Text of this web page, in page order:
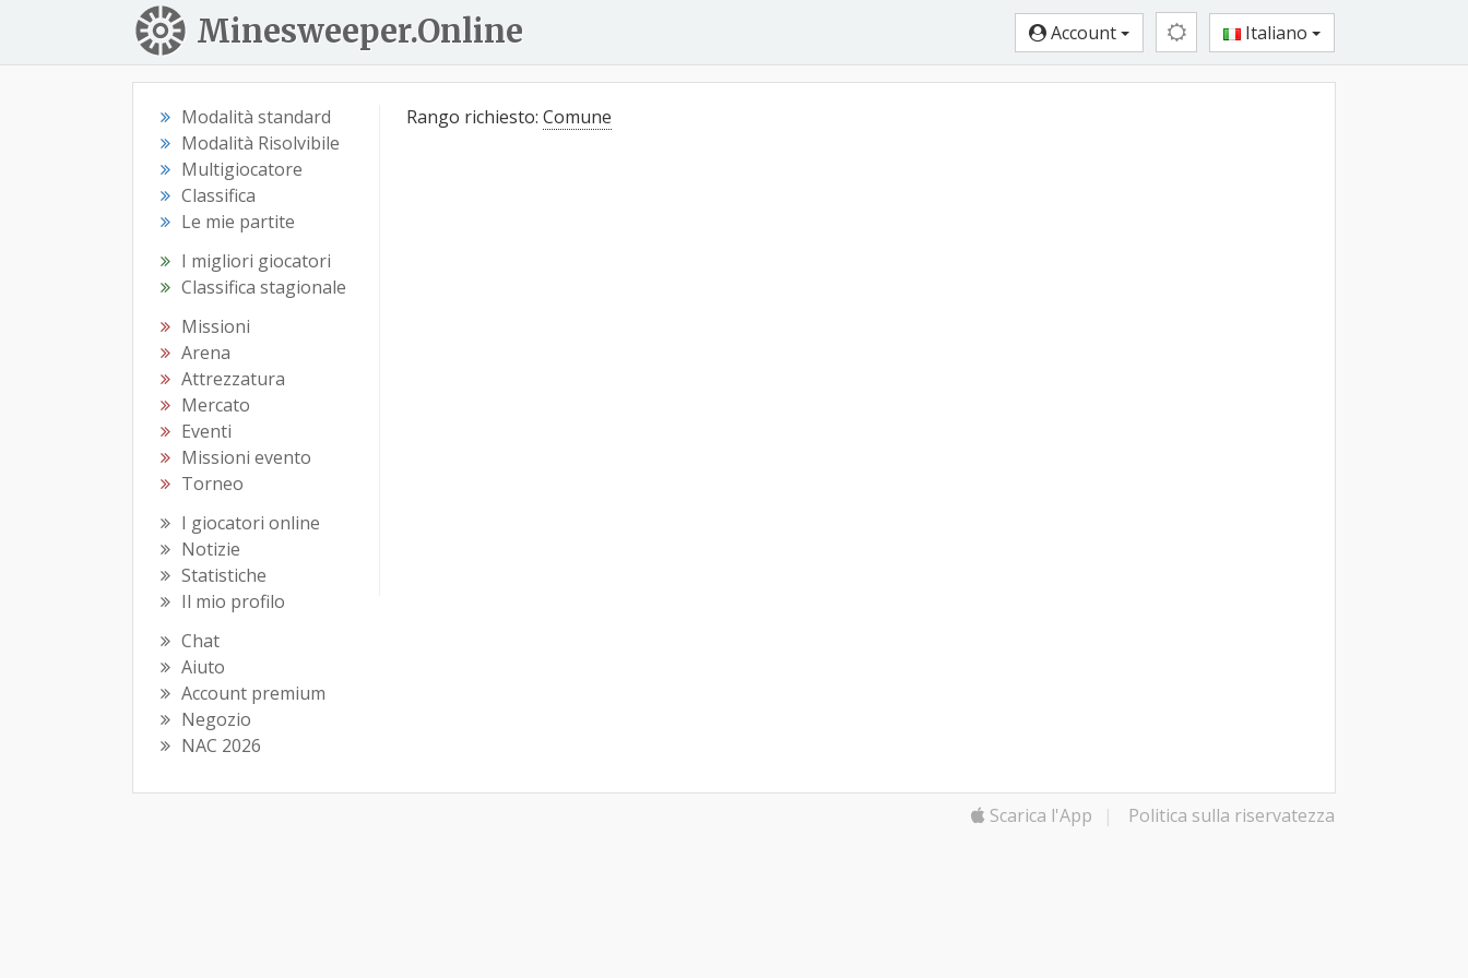
Minesweeper.Online Account Italiano
Modalità standard
Modalità Risolvibile
Multigiocatore
Classifica
Le mie partite
I migliori giocatori
Classifica stagionale
Missioni
Arena
Attrezzatura
Mercato
Eventi
Missioni evento
Torneo
I giocatori online
Notizie
Statistiche
Il mio profilo
Chat
Aiuto
Account premium
Negozio
NAC 2026
Rango richiesto: Comune
Scarica l'App | Politica sulla riservatezza